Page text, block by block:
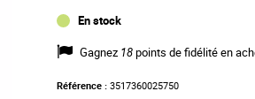
En stock
Référence : 3517360025750
Gagnez 18points de fidélité en